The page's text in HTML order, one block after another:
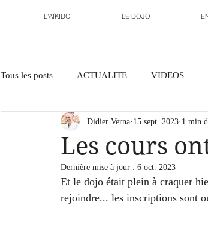
L'AÏKIDO LE DOJO
Tous les posts ACTUALITE VIDEOS
Les cours
Didier Verna 15 sept. 2023 1 min
Dernière mise à jour : 6 oct. 2023
Et le dojo était plein à craquer
rejoindre... les inscriptions sont